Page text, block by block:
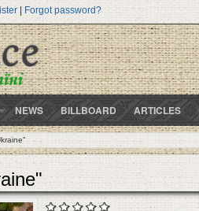
| Forgot password?
NEWS BILLBOARD ARTICLES